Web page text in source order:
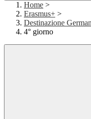
Home >
Erasmus+ >
Destinazione
4° giorno